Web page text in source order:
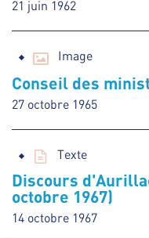
21 juin 1962
Image
Conseil des
27 octobre 1965
Texte
Discours
octobre 1967)
14 octobre 1967